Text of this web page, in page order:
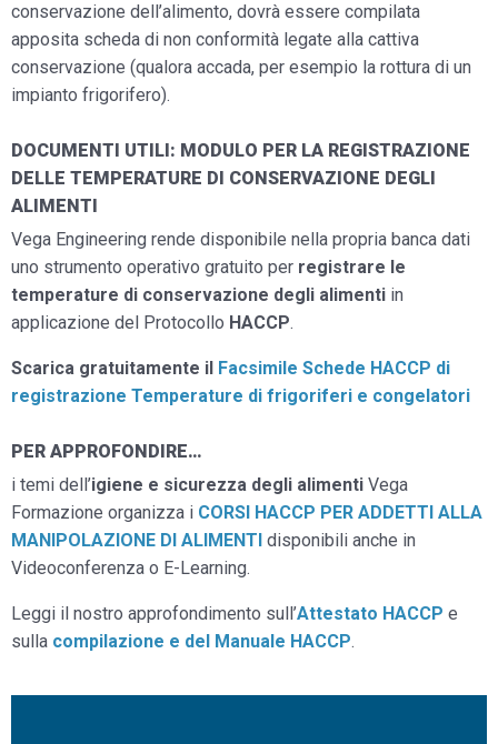
conservazione dell’alimento, dovrà essere compilata
apposita scheda di non conformità legate alla cattiva
conservazione (qualora accada, per esempio la rottura di un
impianto frigorifero).
DOCUMENTI UTILI: MODULO PER LA REGISTRAZIONE
DELLE TEMPERATURE DI CONSERVAZIONE DEGLI
ALIMENTI
Vega Engineering rende disponibile nella propria banca dati
uno strumento operativo gratuito per registrare le
temperature di conservazione degli alimenti in
applicazione del Protocollo HACCP.
Scarica gratuitamente il Facsimile Schede HACCP di
registrazione Temperature di frigoriferi e congelatori
PER APPROFONDIRE…
i temi dell’igiene e sicurezza degli alimenti Vega
Formazione organizza i CORSI HACCP PER ADDETTI ALLA
MANIPOLAZIONE DI ALIMENTI disponibili anche in
Videoconferenza o E-Learning.
Leggi il nostro approfondimento sull’Attestato HACCP e
sulla compilazione e del Manuale HACCP.